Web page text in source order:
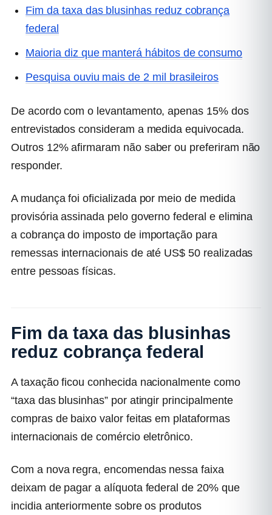
Fim da taxa das blusinhas reduz cobrança
federal
Maioria diz que manterá hábitos de consumo
Pesquisa ouviu mais de 2 mil brasileiros
De acordo com o levantamento, apenas 15% dos
entrevistados consideram a medida equivocada.
Outros 12% afirmaram não saber ou preferiram não
responder.
A mudança foi oficializada por meio de medida
provisória assinada pelo governo federal e elimina
a cobrança do imposto de importação para
remessas internacionais de até US$ 50 realizadas
entre pessoas físicas.
Fim da taxa das blusinhas
reduz cobrança federal
A taxação ficou conhecida nacionalmente como
“taxa das blusinhas” por atingir principalmente
compras de baixo valor feitas em plataformas
internacionais de comércio eletrônico.
Com a nova regra, encomendas nessa faixa
deixam de pagar a alíquota federal de 20% que
incidia anteriormente sobre os produtos